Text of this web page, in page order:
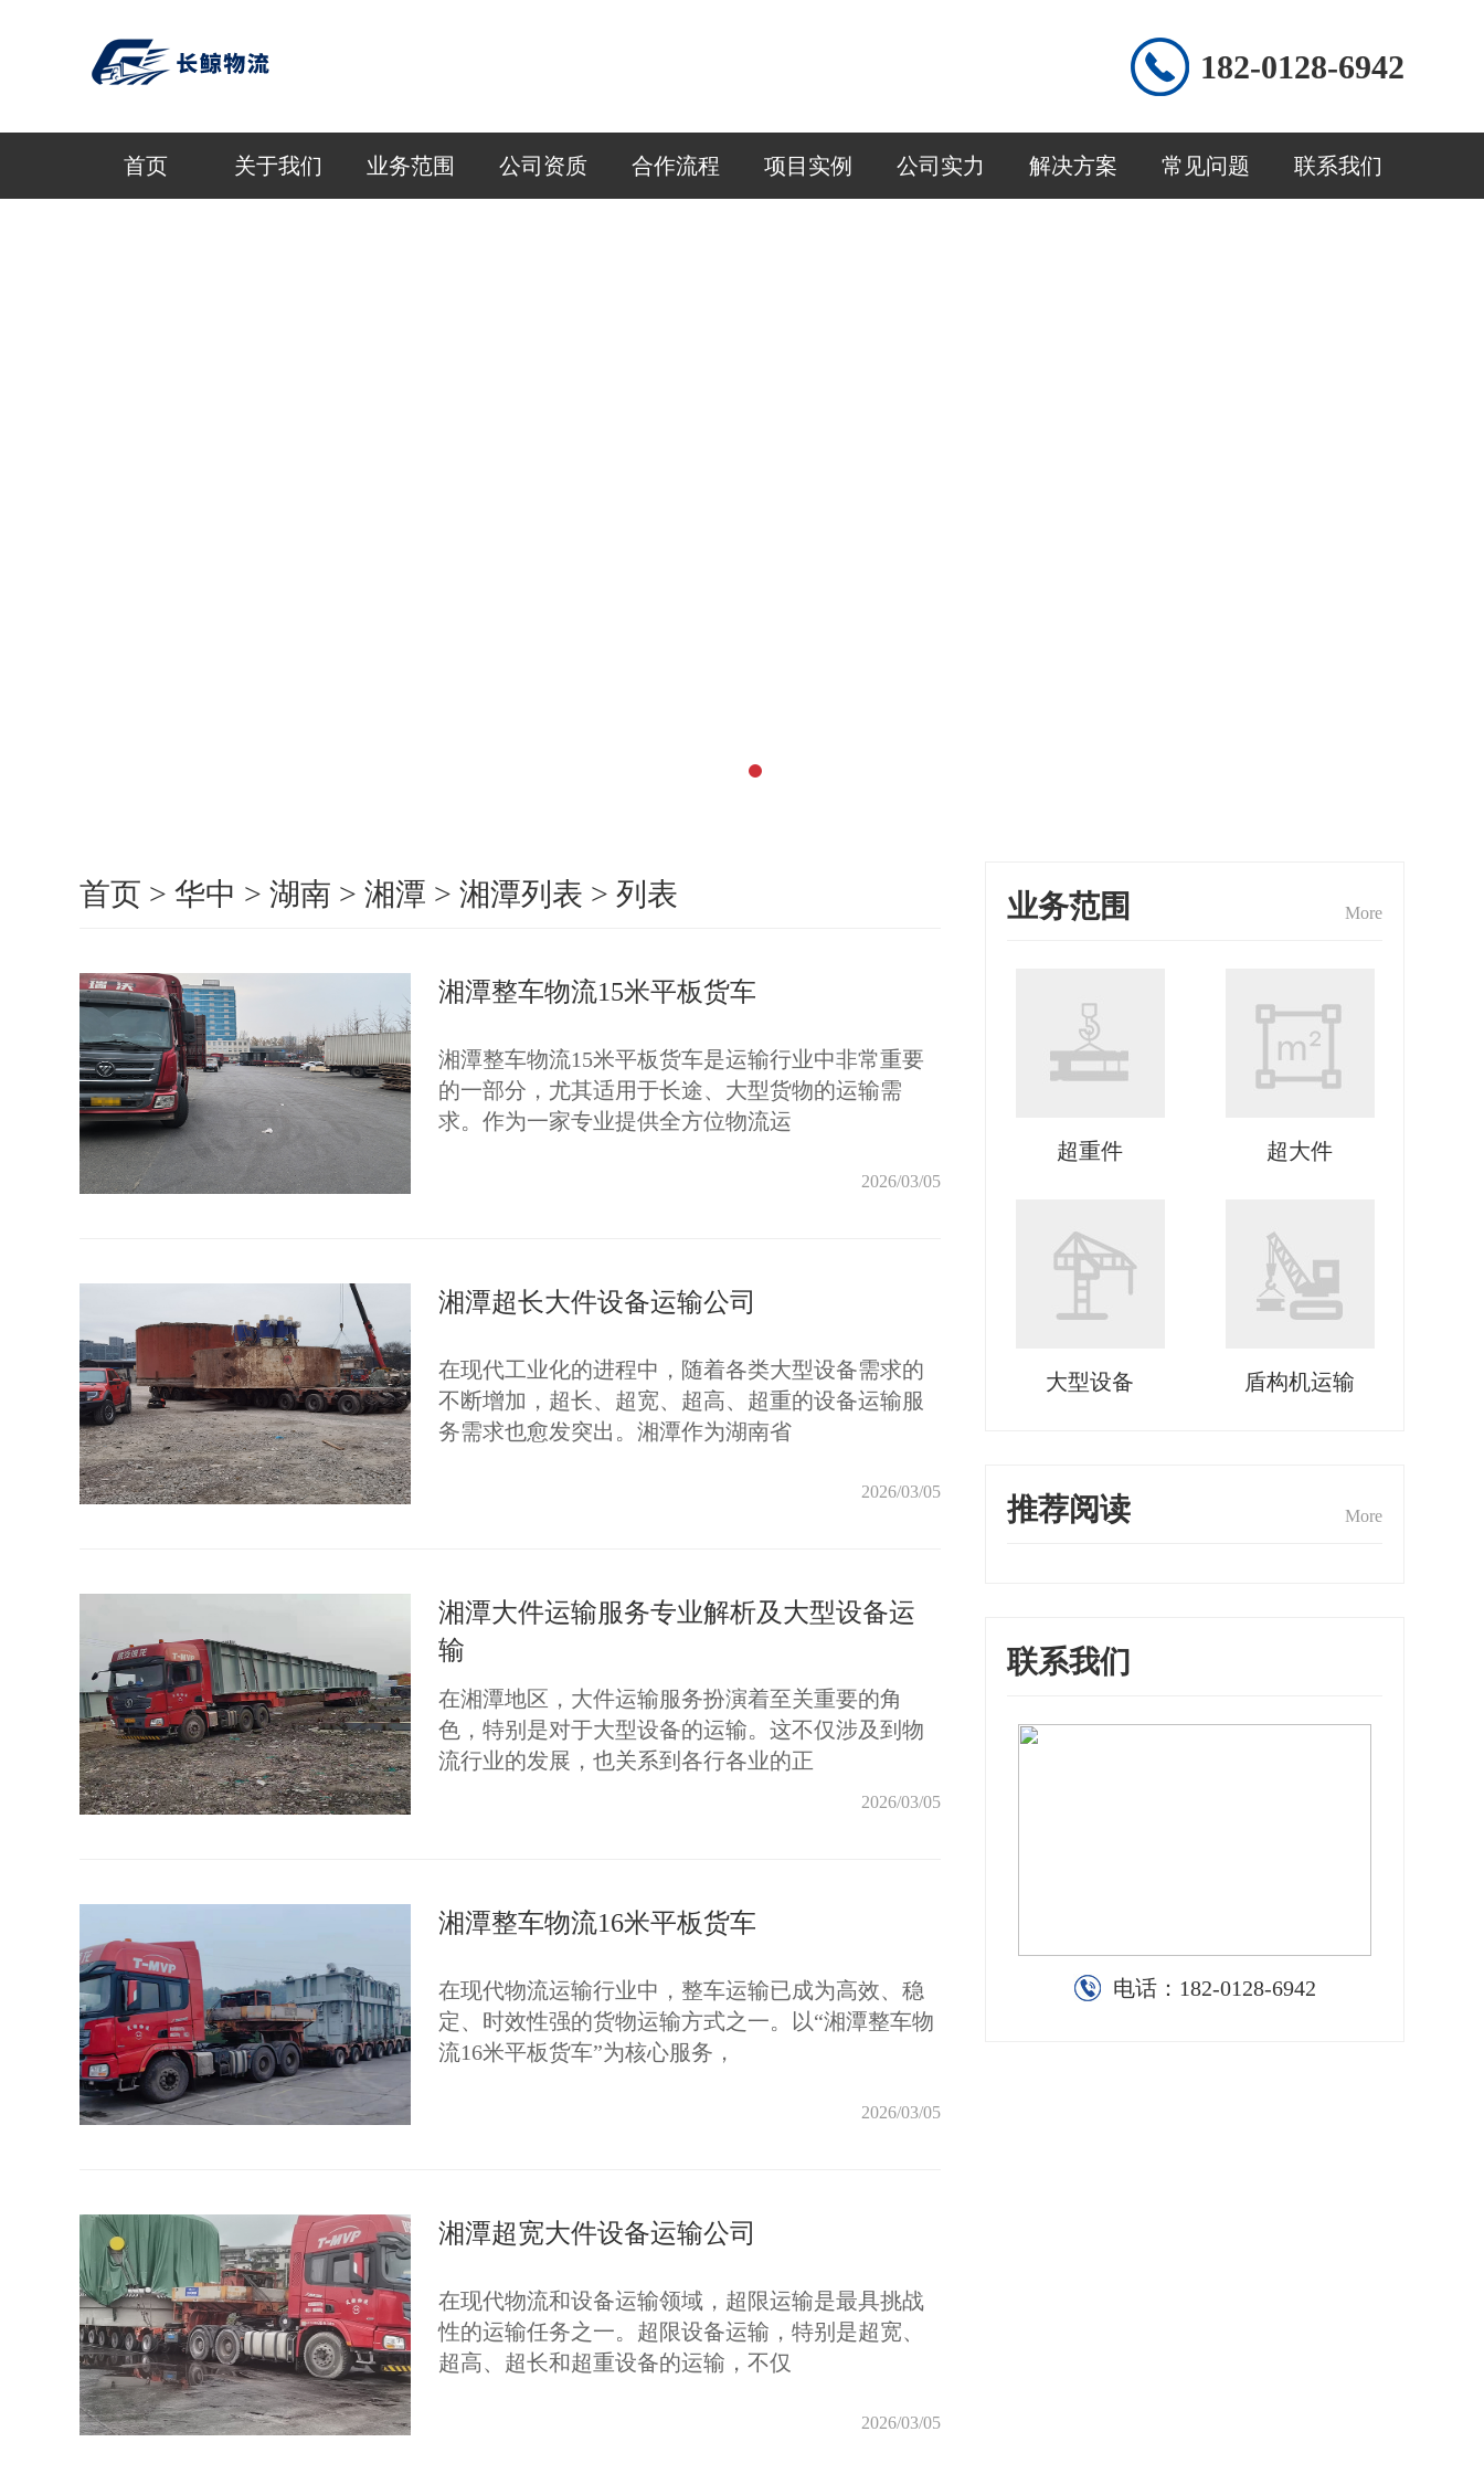
182-0128-6942
首页 关于我们 业务范围 公司资质 合作流程 项目实例 公司实力 解决方案 常见问题 联系我们
首页 > 华中 > 湖南 > 湘潭 > 湘潭列表 > 列表
湘潭整车物流15米平板货车
湘潭整车物流15米平板货车是运输行业中非常重要
的一部分，尤其适用于长途、大型货物的运输需
求。作为一家专业提供全方位物流运
2026/03/05
湘潭超长大件设备运输公司
在现代工业化的进程中，随着各类大型设备需求的
不断增加，超长、超宽、超高、超重的设备运输服
务需求也愈发突出。湘潭作为湖南省
2026/03/05
湘潭大件运输服务专业解析及大型设备运
输
在湘潭地区，大件运输服务扮演着至关重要的角
色，特别是对于大型设备的运输。这不仅涉及到物
流行业的发展，也关系到各行各业的正
2026/03/05
湘潭整车物流16米平板货车
在现代物流运输行业中，整车运输已成为高效、稳
定、时效性强的货物运输方式之一。以“湘潭整车物
流16米平板货车”为核心服务，
2026/03/05
湘潭超宽大件设备运输公司
在现代物流和设备运输领域，超限运输是最具挑战
性的运输任务之一。超限设备运输，特别是超宽、
超高、超长和超重设备的运输，不仅
2026/03/05
业务范围 More
超重件 超大件
大型设备 盾构机运输
推荐阅读 More
联系我们
电话： 182-0128-6942